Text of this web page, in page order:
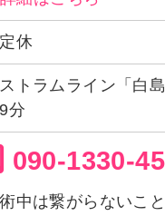
休
トラムライン「白
分
090-1330-
中は繋がらないこ